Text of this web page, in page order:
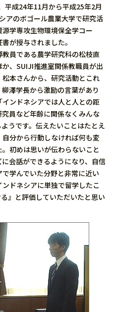
成24年11月から平成25年2月
アのボゴール農業大学で研究活
学専攻生物環境保全学コー
が授与されました。
員である農学研究科の松枝直
、SUIJI推進室関係教職員が出
本さんから、研究活動とこれ
澤学長から激励の言葉があり
ンドネシアでは人と人との距
員など年齢に関係なくみんな
うです。伝えたいことはたとえ
分から行動しなければ何も変
初めは思いが伝わらないこと
会話ができるようになり、自信
学んでいた分野と非常に近い
ドネシアに単独で留学したこ
』と評価していただいたと思い